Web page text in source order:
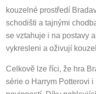
kouzelné prostředí
schodišti a tajnými
se vztahuje i na postavy
vykresleni a oživují
Celkově lze říci, že hra
série o Harrym Potterovi
povinností. Díky